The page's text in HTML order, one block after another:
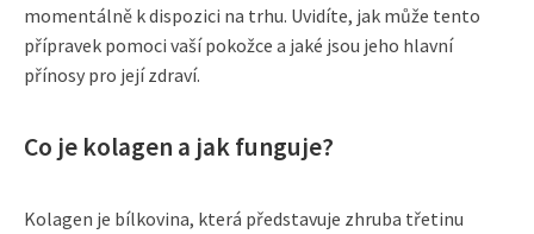
momentálně k dispozici na trhu. Uvidíte, jak může tento
přípravek pomoci vaší pokožce a jaké jsou jeho hlavní
přínosy pro její zdraví.
Co je kolagen a jak funguje?
Kolagen je bílkovina, která představuje zhruba třetinu